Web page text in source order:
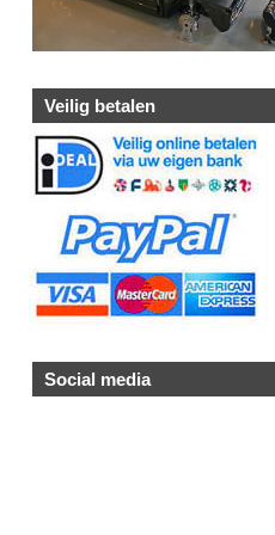
Veilig betalen
Social media